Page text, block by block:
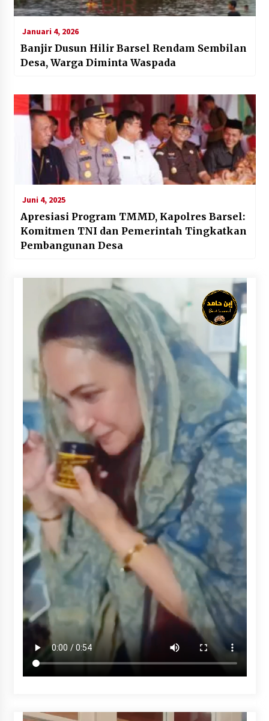
Januari 4, 2026
Banjir Dusun Hilir Barsel Rendam Sembilan
Desa, Warga Diminta Waspada
Juni 4, 2025
Apresiasi Program TMMD, Kapolres Barsel:
Komitmen TNI dan Pemerintah Tingkatkan
Pembangunan Desa